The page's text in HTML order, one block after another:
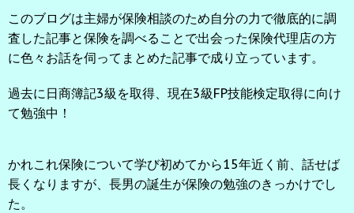
このブログは主婦が保険相談のため自分の力で徹底的に調
査した記事と保険を調べることで出会った保険代理店の方
に色々お話を伺ってまとめた記事で成り立っています。
過去に日商簿記3級を取得、現在3級FP技能検定取得に向け
て勉強中！
かれこれ保険について学び初めてから15年近く前、話せば
長くなりますが、長男の誕生が保険の勉強のきっかけでし
た。